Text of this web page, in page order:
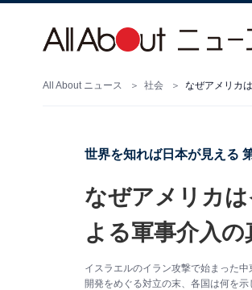
All About ニュース 社会 なぜアメリカ
世界を知れば日本が見える
なぜアメリカ
よる軍事介入
イスラエルのイラン攻撃で始まった
開発をめぐる対立の末、各国は何を